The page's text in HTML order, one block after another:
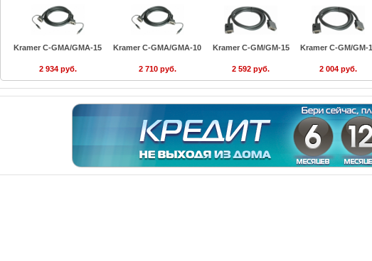
Kramer C-GMA/GMA-15
2 934 руб.
Kramer C-GMA/GMA-10
2 710 руб.
Kramer C-GM/GM-15
2 592 руб.
Kramer C-GM/GM-
2 004 руб.